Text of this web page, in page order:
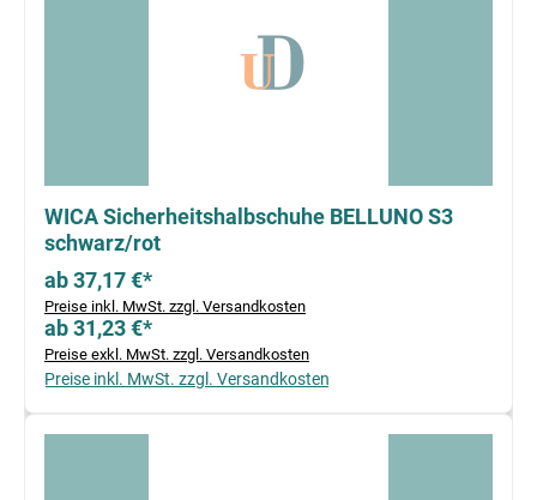
WICA Sicherheitshalbschuhe BELLUNO S3
schwarz/rot
ab 37,17 €*
Preise inkl. MwSt. zzgl. Versandkosten
ab 31,23 €*
Preise exkl. MwSt. zzgl. Versandkosten
Preise inkl. MwSt. zzgl. Versandkosten